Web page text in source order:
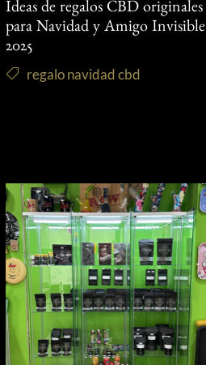
Ideas de regalos CBD originales
para Navidad y Amigo Invisible
2025
regalo navidad cbd